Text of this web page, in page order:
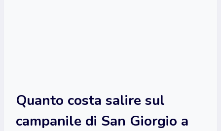
Quanto costa salire sul
campanile di San Giorgio a